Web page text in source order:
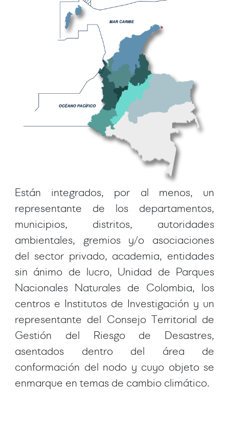
Están integrados, por al menos, un
representante de los departamentos,
municipios, distritos, autoridades
ambientales, gremios y/o asociaciones
del sector privado, academia, entidades
sin ánimo de lucro, Unidad de Parques
Nacionales Naturales de Colombia, los
centros e Institutos de Investigación y un
representante del Consejo Territorial de
Gestión del Riesgo de Desastres,
asentados dentro del área de
conformación del nodo y cuyo objeto se
enmarque en temas de cambio climático.